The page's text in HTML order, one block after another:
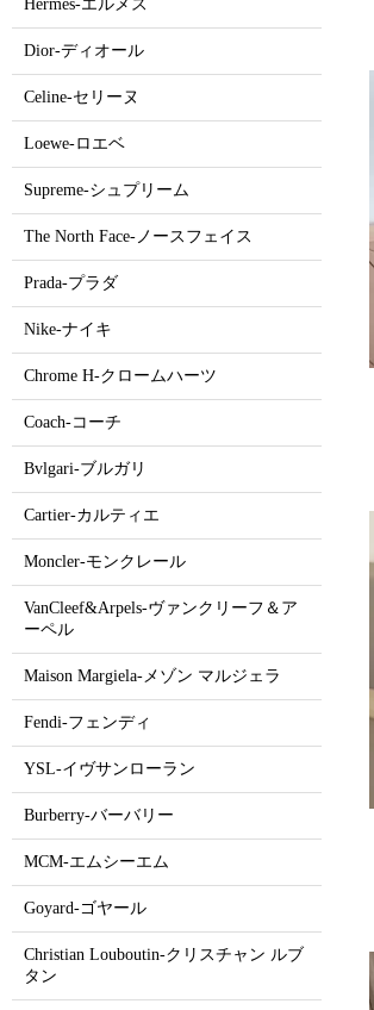
Hermes-エルメス
Dior-ディオール
Celine-セリーヌ
Loewe-ロエベ
Supreme-シュプリーム
The North Face-ノースフェイス
Prada-プラダ
Nike-ナイキ
Chrome H-クロームハーツ
Coach-コーチ
Bvlgari-ブルガリ
Cartier-カルティエ
Moncler-モンクレール
VanCleef&Arpels-ヴァンクリーフ＆ア
ーペル
Maison Margiela-メゾン マルジェラ
Fendi-フェンディ
YSL-イヴサンローラン
Burberry-バーバリー
MCM-エムシーエム
Goyard-ゴヤール
Christian Louboutin-クリスチャン ルブ
タン